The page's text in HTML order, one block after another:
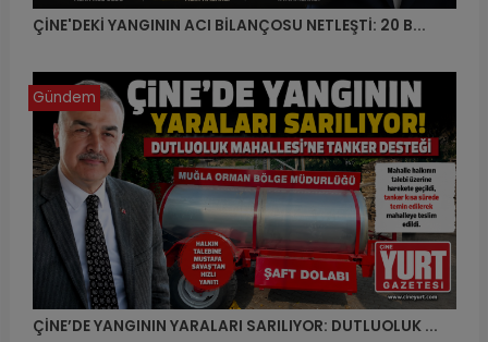
ÇİNE'DEKİ YANGININ ACI BİLANÇOSU NETLEŞTİ: 20 B...
ÇİNE’DE YANGININ YARALARI SARILIYOR: DUTLUOLUK ...
Gündem